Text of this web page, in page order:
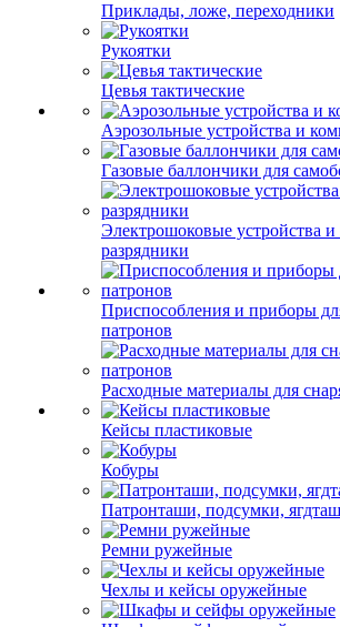
Приклады, ложе, переходники
Рукоятки
Цевья тактические
Аэрозольные устройства и
Газовые баллончики для
Электрошоковые устройства
разрядники
Приспособления и приборы
патронов
Расходные материалы для
Кейсы пластиковые
Кобуры
Патронташи, подсумки,
Ремни ружейные
Чехлы и кейсы оружейные